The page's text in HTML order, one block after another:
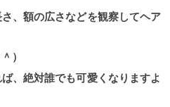
、額の広さなどを観察してヘア
）
、絶対誰でも可愛くなりますよ